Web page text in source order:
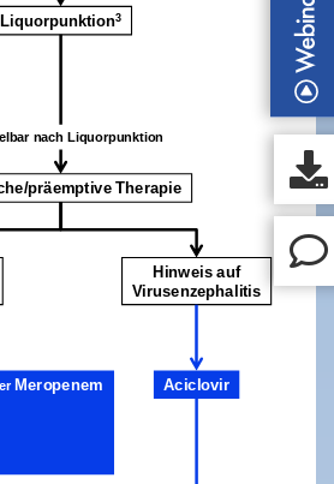
Liquorpunktion3
Hinweis auf
Virusenzephalitis
oder
Meropenem
Aciclovir
empirische/präemptiveTherapie
unmittelbar nach Liquorpunktion